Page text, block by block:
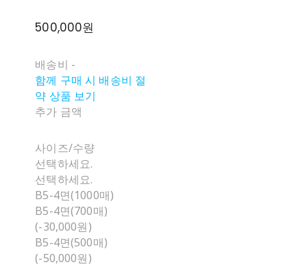
500,000원
배송비 -
함께 구매 시 배송비 절
약 상품 보기
추가 금액
사이즈/수량
선택하세요.
선택하세요.
B5-4면(1000매)
B5-4면(700매)
(-30,000원)
B5-4면(500매)
(-50,000원)